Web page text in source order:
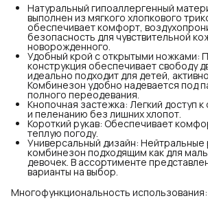
Натуральный гипоаллергенный
выполнен из мягкого хлопкового
обеспечивает комфорт,
безопасность для чувствительной
новорожденного.
Удобный крой с открытыми ножками:
конструкция обеспечивает свободу
идеально подходит для детей,
Комбинезон удобно надевается под
полного переодевания.
Кнопочная застежка: Легкий доступ к
и пеленанию без лишних хлопот.
Короткий рукав: Обеспечивает
теплую погоду.
Универсальный дизайн: Нейтральные
комбинезон подходящим как для
девочек. В ассортименте
варианты на выбор.
Многофункциональность использования: